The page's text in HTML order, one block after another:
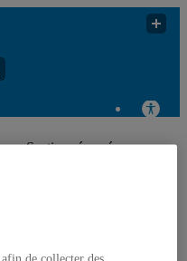
Section réservée aux